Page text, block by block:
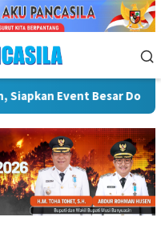
Dukung Percepatan